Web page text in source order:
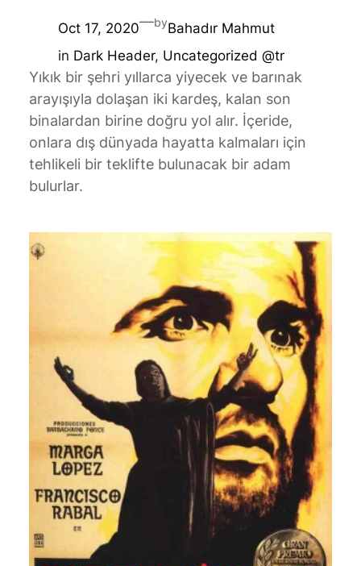
Oct 17, 2020—byBahadır Mahmut
in Dark Header, Uncategorized @tr
Yıkık bir şehri yıllarca yiyecek ve barınak
arayışıyla dolaşan iki kardeş, kalan son
binalardan birine doğru yol alır. İçeride,
onlara dış dünyada hayatta kalmaları için
tehlikeli bir teklifte bulunacak bir adam
bulurlar.